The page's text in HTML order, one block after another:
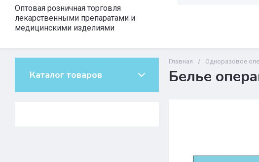
Оптовая розничная торговля
лекарственными препаратами и
медицинскими изделиями
Каталог товаров
Главная / Одноразовое
Белье